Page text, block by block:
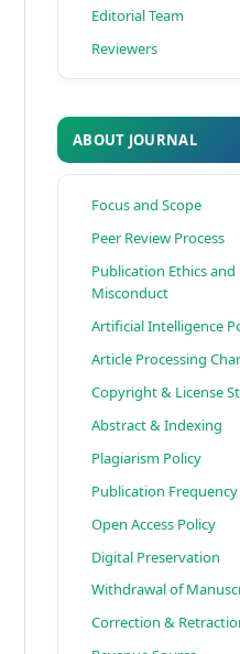
Editorial Team
Reviewers
ABOUT JOURNAL
Focus and Scope
Peer Review Process
Publication Ethics and
Misconduct
Artificial Intelligence
Article Processing
Copyright & License
Abstract & Indexing
Plagiarism Policy
Publication Frequency
Open Access Policy
Digital Preservation
Withdrawal of
Correction &